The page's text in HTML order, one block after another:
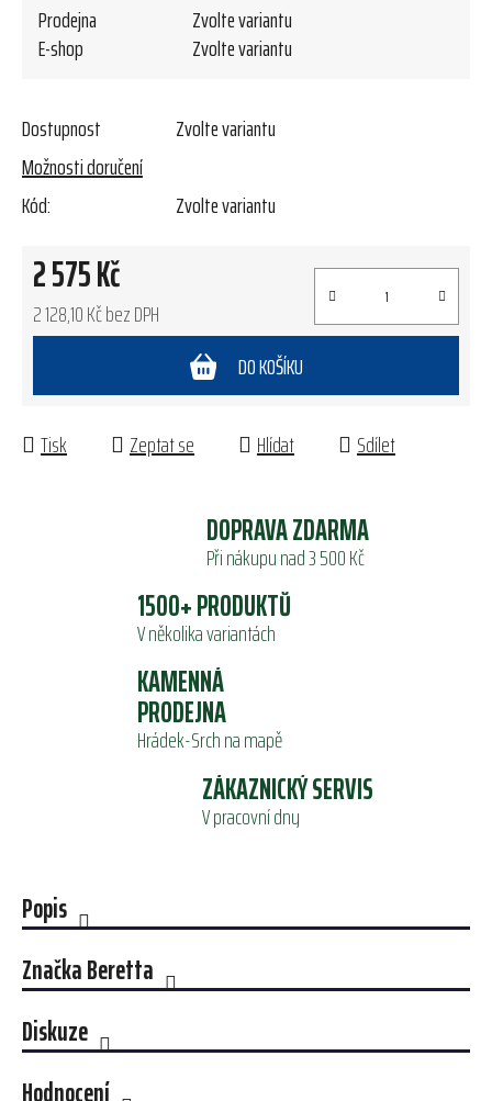
Prodejna
Zvolte variantu
E-shop
Zvolte variantu
Dostupnost
Zvolte variantu
Možnosti doručení
Kód:
Zvolte variantu
2 575 Kč
2 128,10 Kč bez DPH
DO KOŠÍKU
Tisk Zeptat se Hlídat Sdílet
DOPRAVA ZDARMA
Při nákupu nad 3 500 Kč
1500+ PRODUKTŮ
V několika variantách
KAMENNÁ
PRODEJNA
Hrádek-Srch na mapě
ZÁKAZNICKÝ SERVIS
V pracovní dny
Popis
ZnačkaBeretta
Diskuze